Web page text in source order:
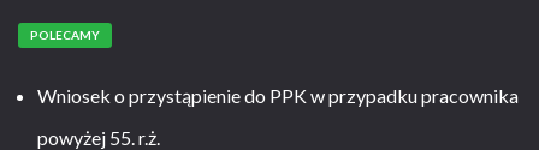
POLECAMY
Wniosek o przystąpienie do PPK w przypadku pracownika
powyżej 55. r.ż.